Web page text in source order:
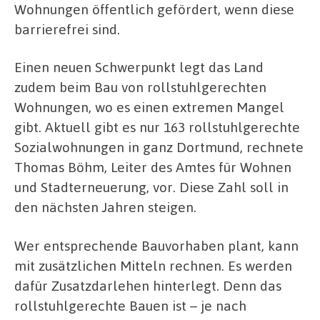
Wohnungen öffentlich gefördert, wenn diese
barrierefrei sind.
Einen neuen Schwerpunkt legt das Land
zudem beim Bau von rollstuhlgerechten
Wohnungen, wo es einen extremen Mangel
gibt. Aktuell gibt es nur 163 rollstuhlgerechte
Sozialwohnungen in ganz Dortmund, rechnete
Thomas Böhm, Leiter des Amtes für Wohnen
und Stadterneuerung, vor. Diese Zahl soll in
den nächsten Jahren steigen.
Wer entsprechende Bauvorhaben plant, kann
mit zusätzlichen Mitteln rechnen. Es werden
dafür Zusatzdarlehen hinterlegt. Denn das
rollstuhlgerechte Bauen ist – je nach